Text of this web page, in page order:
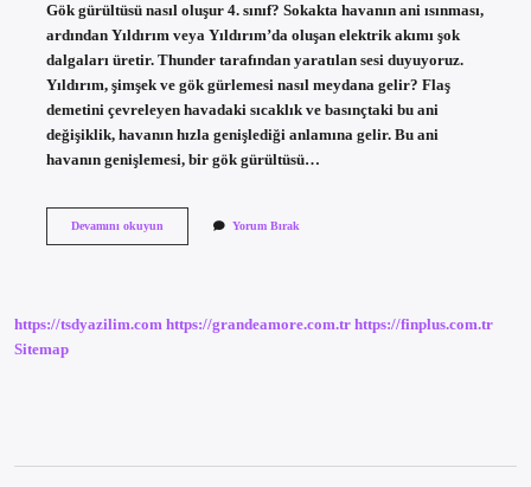
Gök gürültüsü nasıl oluşur 4. sınıf? Sokakta havanın ani ısınması,
ardından Yıldırım veya Yıldırım’da oluşan elektrik akımı şok
dalgaları üretir. Thunder tarafından yaratılan sesi duyuyoruz.
Yıldırım, şimşek ve gök gürlemesi nasıl meydana gelir? Flaş
demetini çevreleyen havadaki sıcaklık ve basınçtaki bu ani
değişiklik, havanın hızla genişlediği anlamına gelir. Bu ani
havanın genişlemesi, bir gök gürültüsü…
Devamını okuyunTarçınlı
Mu
Yorum Bırak
https://tsdyazilim.com https://grandeamore.com.tr https://finplus.com.tr
Sitemap